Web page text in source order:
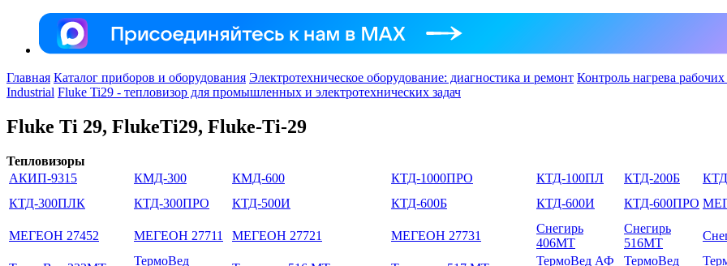
Главная Каталог приборов и оборудования Электротехническое оборудование: диагностика и ремонт Контроль нагрева
Industrial Fluke Ti29 - тепловизор для промышленных и электротехнических задач
Fluke Ti 29, FlukeTi29, Fluke-Ti-29
Тепловизоры
АКИП-9315
КМД-300 КМД-600 КТД-1000ПРО КТД-100ПЛ КТД-200Б
КТД-300ПЛК
КТД-300ПРО КТД-500И КТД-600Б КТД-600И КТД-600ПРО
МЕГЕОН 27452 МЕГЕОН 27711 МЕГЕОН 27721 МЕГЕОН 27731
Снегирь
406МТ
Снегирь
516МТ
ТермоВед ТермоВед АФ ТермоВед